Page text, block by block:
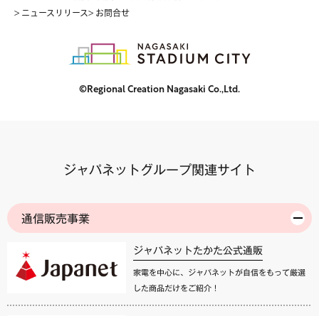
> ニュースリリース> お問合せ
©Regional Creation Nagasaki Co.,Ltd.
ジャパネットグループ関連サイト
通信販売事業
ジャパネットたかた公式通販
家電を中心に、ジャパネットが自信をもって厳選
した商品だけをご紹介！